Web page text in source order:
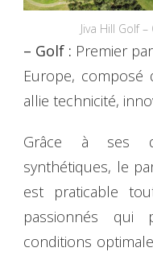
Jiva Hill Golf
– Golf : Premier
Europe,
allie technicité,
Grâce à ses
synthétiques, le
est praticable
passionnés qui
conditions